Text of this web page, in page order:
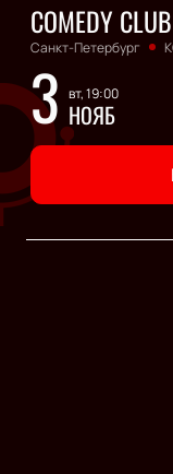
COMEDY
Санкт-Петербург
3 вт, 19:00
НОЯБ